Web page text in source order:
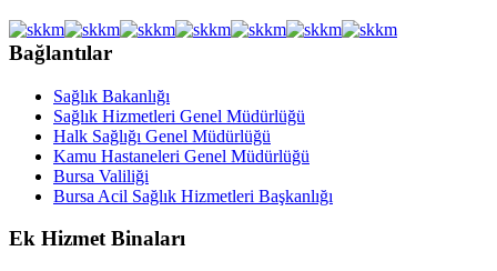
Bağlantılar
Sağlık Bakanlığı
Sağlık Hizmetleri Genel Müdürlüğü
Halk Sağlığı Genel Müdürlüğü
Kamu Hastaneleri Genel Müdürlüğü
Bursa Valiliği
Bursa Acil Sağlık Hizmetleri Başkanlığı
Ek Hizmet Binaları